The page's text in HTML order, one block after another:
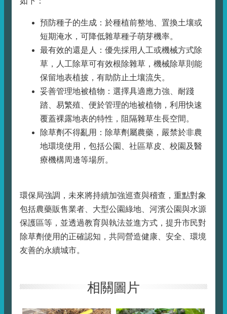
預防種子的生成：於種植前整地、置換土壤或
短期淹水，可降低雜草種子萌芽機率。
最有效的還是人：優先採用人工或機械方式除
草，人工除草可有效根除雜草，機械除草則能
保留地表植披，有助防止土壤流失。
妥善管理地被植物：選擇具適應力強、耐踐
踏、易繁殖、便於管理的地被植物，利用快速
覆蓋裸露地表的特性，阻隔雜草生長空間。
除草劑不得亂用：除草劑屬農藥，嚴禁於非農
地環境使用，包括公園、社區草皮、校園及醫
療機構周邊等場所。
環保局強調，未來將持續加強巡查與稽查，重點對象
包括農藥販售業者、大型公園綠地、河濱公園與水源
保護區等，並透過教育與執法並進方式，提升市民對
除草劑使用的正確認知，共同營造健康、安全、環境
友善的永續城市。
相關圖片